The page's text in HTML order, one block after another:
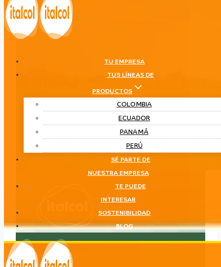
TU EMPRESA
TUS LÍNEAS DE
PRODUCTOS
COLOMBIA
ECUADOR
PANAMÁ
PERÚ
SÉ PARTE DE
NUESTRA EMPRESA
TE PUEDE
INTERESAR
SOSTENIBILIDAD
BLOG
Ganadería Leche